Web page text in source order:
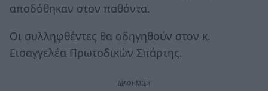
αποδόθηκαν στον παθόντα.
Οι συλληφθέντες θα οδηγηθούν στον κ.
Εισαγγελέα Πρωτοδικών Σπάρτης.